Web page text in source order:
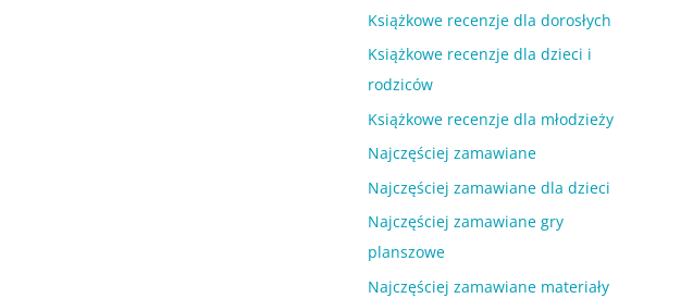
Książkowe recenzje dla dorosłych
Książkowe recenzje dla dzieci i
rodziców
Książkowe recenzje dla młodzieży
Najczęściej zamawiane
Najczęściej zamawiane dla dzieci
Najczęściej zamawiane gry
planszowe
Najczęściej zamawiane materiały